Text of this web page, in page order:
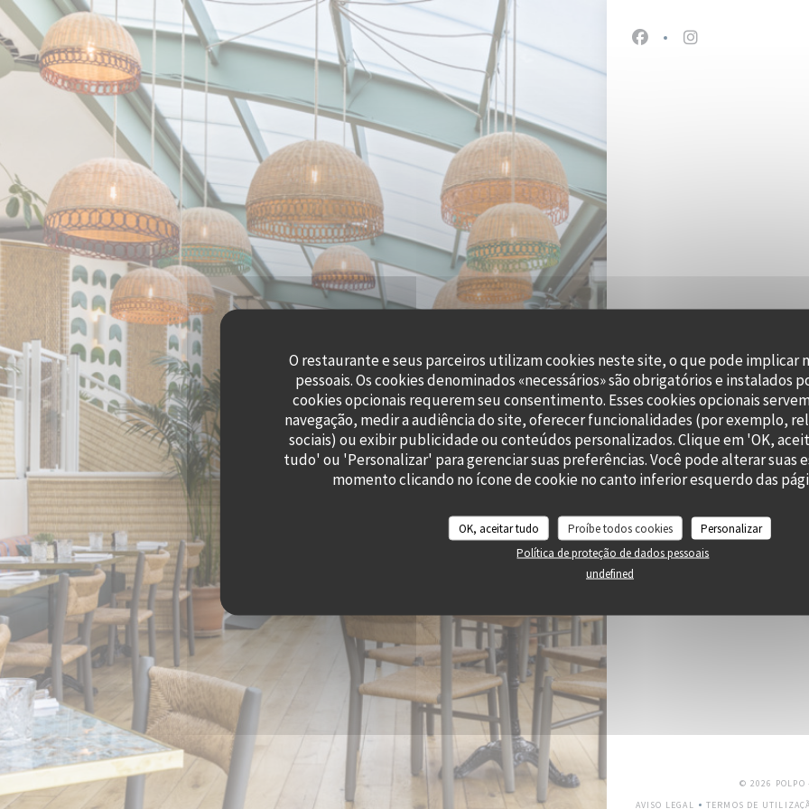
Painel de Gerenciamento de Cookies
O restaurante e seus parceiros utilizam cookies neste site, o que pode implicar
pessoais. Os cookies denominados «necessários» são obrigatórios e instalados
cookies opcionais requerem seu consentimento. Esses cookies opcionais
navegação, medir a audiência do site, oferecer funcionalidades (por exemplo,
sociais) ou exibir publicidade ou conteúdos personalizados. Clique em 'OK,
tudo' ou 'Personalizar' para gerenciar suas preferências. Você pode alterar suas
momento clicando no ícone de cookie no canto inferior esquerdo das
OK, aceitar tudo Proíbe todos cookies
Personalizar
Política de proteção de dados pessoais
undefined
Facebook ((abre numa
Instagram ((abre
47,
Subscrever a nossa
© 2026 POLPO
AVISO LEGAL
TERMOS DE